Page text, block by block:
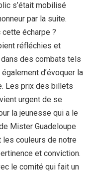
s’était mobilisé
par la suite.
écharpe ?
réfléchies et
dans des combats tels
d’évoquer la
Les prix des billets
urgent de se
la jeunesse qui a le
Mister Guadeloupe
couleurs de notre
et conviction.
le comité qui fait un